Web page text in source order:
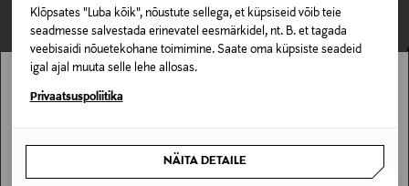
Klõpsates "Luba kõik", nõustute sellega, et küpsiseid võib teie
seadmesse salvestada erinevatel eesmärkidel, nt. B. et tagada
veebisaidi nõuetekohane toimimine. Saate oma küpsiste seadeid
igal ajal muuta selle lehe allosas.
Privaatsuspoliitika
NÄITA DETAILE
Kõik nahatüübid
Lõhna tüüp
Värske lõhn
E-POE TAGASTUSED
Stockmann pole Sinu riigis saadaval.
SAAN ARU